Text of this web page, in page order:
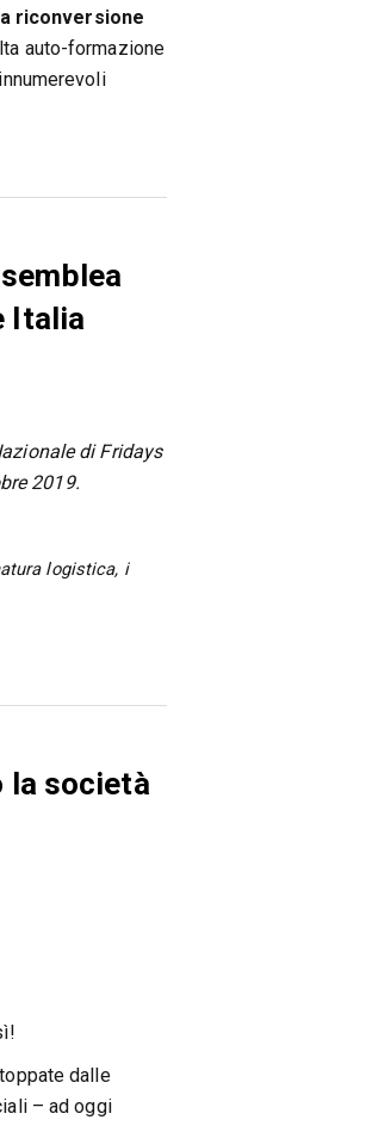
riconversione
auto-formazione
Italia
di Fridays
2019.
logistica, i
la società
dalle
– ad oggi